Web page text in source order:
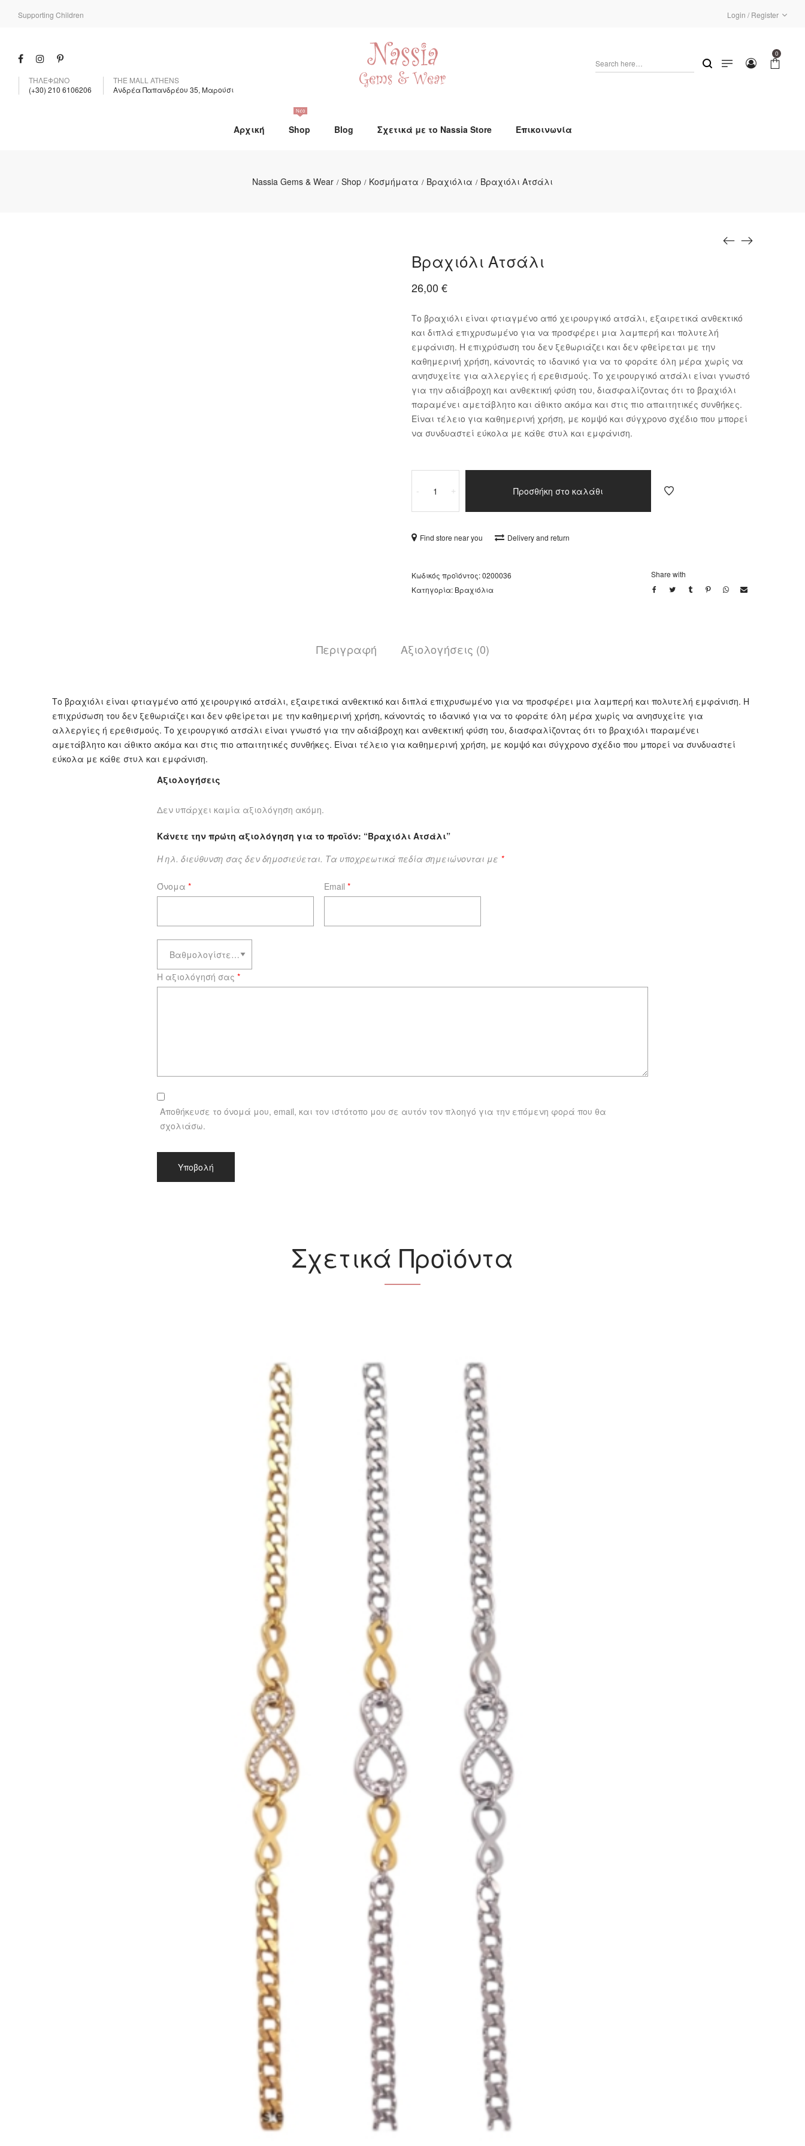
Supporting Children Login / Register
ΤΗΛΕΦΩΝΟ
(+30) 210 6106206
THE MALL ATHENS
Ανδρέα Παπανδρέου 35, Μαρούσι
0
Αρχική Shop
Νέο
Blog Σχετικά με το Nassia Store Επικοινωνία
Nassia Gems & Wear / Shop / Κοσμήματα / Βραχιόλια / Βραχιόλι Ατσάλι
Βραχιόλι Ατσάλι
26,00 €
Το βραχιόλι είναι φτιαγμένο από χειρουργικό ατσάλι, εξαιρετικά ανθεκτικό
και διπλά επιχρυσωμένο για να προσφέρει μια λαμπερή και πολυτελή
εμφάνιση. Η επιχρύσωση του δεν ξεθωριάζει και δεν φθείρεται με την
καθημερινή χρήση, κάνοντάς το ιδανικό για να το φοράτε όλη μέρα χωρίς να
ανησυχείτε για αλλεργίες ή ερεθισμούς. Το χειρουργικό ατσάλι είναι γνωστό
για την αδιάβροχη και ανθεκτική φύση του, διασφαλίζοντας ότι το βραχιόλι
παραμένει αμετάβλητο και άθικτο ακόμα και στις πιο απαιτητικές συνθήκες.
Είναι τέλειο για καθημερινή χρήση, με κομψό και σύγχρονο σχέδιο που μπορεί
να συνδυαστεί εύκολα με κάθε στυλ και εμφάνιση.
-Ατσάλι
+ Προσθήκη στο καλάθι
Find store near you Delivery and return
Κωδικός προϊόντος:0200036
Κατηγορία: Βραχιόλια
Share with
Περιγραφή Αξιολογήσεις (0)
Το βραχιόλι είναι φτιαγμένο από χειρουργικό ατσάλι, εξαιρετικά ανθεκτικό και διπλά επιχρυσωμένο για να προσφέρει μια λαμπερή και πολυτελή εμφάνιση. Η
επιχρύσωση του δεν ξεθωριάζει και δεν φθείρεται με την καθημερινή χρήση, κάνοντάς το ιδανικό για να το φοράτε όλη μέρα χωρίς να ανησυχείτε για
αλλεργίες ή ερεθισμούς. Το χειρουργικό ατσάλι είναι γνωστό για την αδιάβροχη και ανθεκτική φύση του, διασφαλίζοντας ότι το βραχιόλι παραμένει
αμετάβλητο και άθικτο ακόμα και στις πιο απαιτητικές συνθήκες. Είναι τέλειο για καθημερινή χρήση, με κομψό και σύγχρονο σχέδιο που μπορεί να συνδυαστεί
εύκολα με κάθε στυλ και εμφάνιση.
Αξιολογήσεις
Δεν υπάρχει καμία αξιολόγηση ακόμη.
Κάνετε την πρώτη αξιολόγηση για το προϊόν: “Βραχιόλι Ατσάλι”
Η ηλ. διεύθυνση σας δεν δημοσιεύεται. Τα υποχρεωτικά πεδία σημειώνονται με *
Όνομα * Email *
Η αξιολόγησή σας *
Αποθήκευσε το όνομά μου, email, και τον ιστότοπο μου σε αυτόν τον πλοηγό για την επόμενη φορά που θα
σχολιάσω.
Σχετικά Προϊόντα